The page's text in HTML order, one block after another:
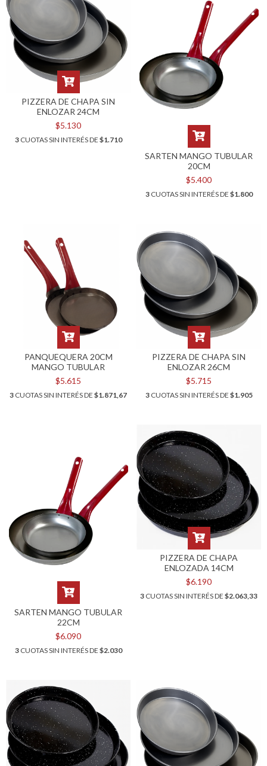
PIZZERA DE CHAPA SIN
ENLOZAR 24CM
$5.130
3CUOTAS SIN INTERÉS DE $1.710
SARTEN MANGO TUBULAR
20CM
$5.400
3CUOTAS SIN INTERÉS DE $1.800
PANQUEQUERA 20CM
MANGO TUBULAR
$5.615
3 CUOTAS SIN INTERÉS DE $1.871,67
PIZZERA DE CHAPA SIN
ENLOZAR 26CM
$5.715
3CUOTAS SIN INTERÉS DE $1.905
SARTEN MANGO TUBULAR
22CM
$6.090
3CUOTAS SIN INTERÉS DE $2.030
PIZZERA DE CHAPA
ENLOZADA 14CM
$6.190
3 CUOTAS SIN INTERÉS DE $2.063,33